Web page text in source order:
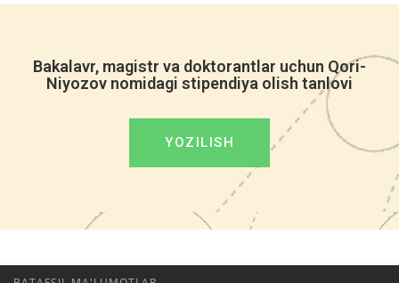
Bakalavr, magistr va doktorantlar uchun Qori-
Niyozov nomidagi stipendiya olish tanlovi
YOZILISH